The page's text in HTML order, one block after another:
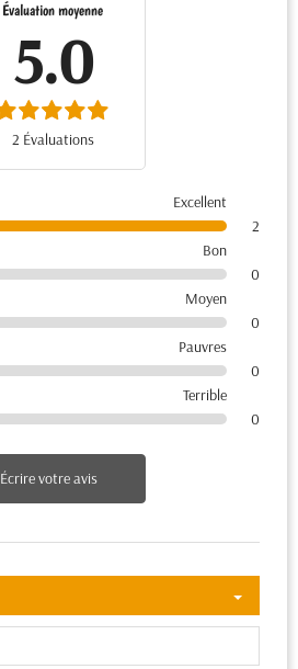
Évaluation moyenne
5.0
2 Évaluations
Excellent
2
Bon
0
Moyen
0
Pauvres
0
Terrible
0
Écrire votre avis